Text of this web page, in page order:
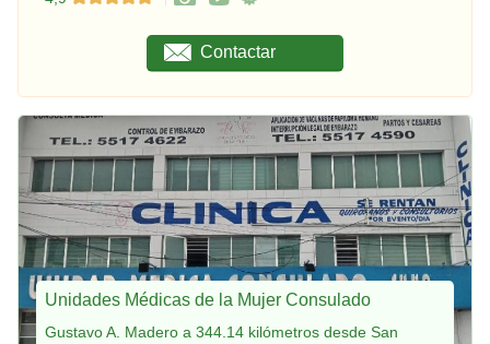
Contactar
Unidades Médicas de la Mujer Consulado
Gustavo A. Madero a 344.14 kilómetros desde San